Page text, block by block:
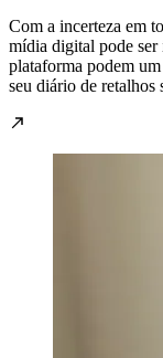
Com a incerteza em
mídia digital pode ser
plataforma podem
seu diário de retalhos